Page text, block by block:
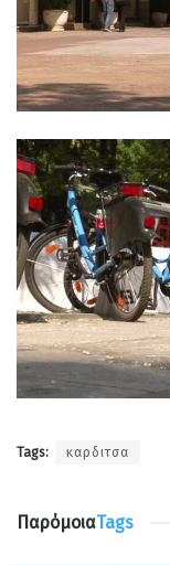
Tags: καρδιτσα
ΠαρόμοιαTags